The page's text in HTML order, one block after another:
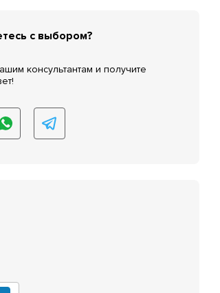
с выбором?
консультантам и получите